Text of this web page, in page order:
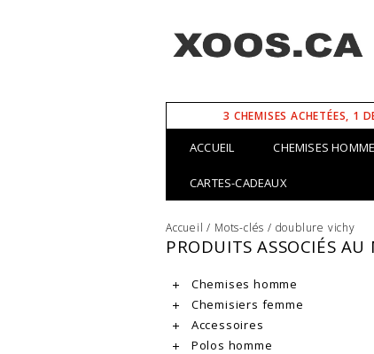
3 CHEMISES ACHETÉES, 1
ACCUEIL CHEMISES HOMME
CARTES-CADEAUX
Accueil / Mots-clés / doublure vichy
PRODUITS ASSOCIÉS
Chemises homme
Chemisiers femme
Accessoires
Polos homme